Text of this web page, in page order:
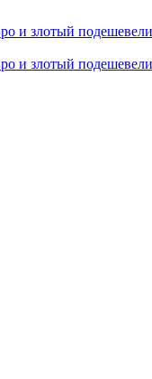
и злотый подешевели
и злотый подешевели